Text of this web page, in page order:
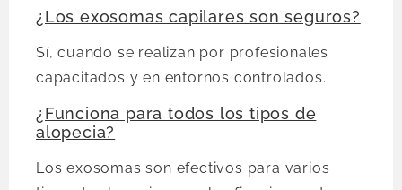
¿Los exosomas capilares son seguros?
Sí, cuando se realizan por profesionales
capacitados y en entornos controlados.
¿Funciona para todos los tipos de
alopecia?
Los exosomas son efectivos para varios